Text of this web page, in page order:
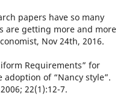
papers have so many
are getting more and more
Nov 24th, 2016.
Requirements” for
of “Nancy style”.
22(1):12-7.